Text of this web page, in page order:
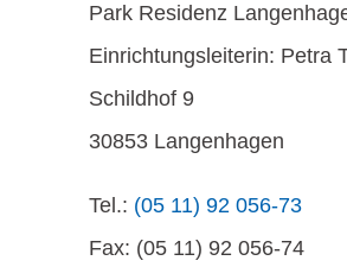
Park Residenz
Einrichtungsleiterin: Petra
Schildhof 9
30853 Langenhagen
Tel.: (05 11) 92 056-73
Fax: (05 11) 92 056-74